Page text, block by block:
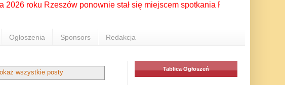
roku Rzeszów ponownie stał się miejscem spotkania Polonii z całego
Ogłoszenia Sponsors Redakcja
wszystkie posty Tablica Ogłoszeń